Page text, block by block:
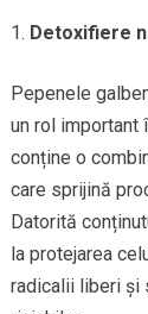
Detoxifiere
Pepenele
un rol important
conține o
care sprijină
Datorită
la protejarea
radicalii liberi și